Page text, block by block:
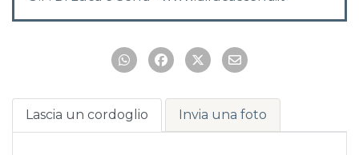
Lascia un cordoglio Invia una foto